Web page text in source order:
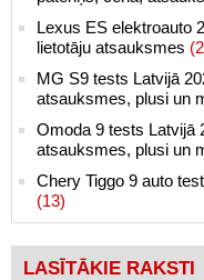
Lexus ES elektroauto
lietotāju atsauksmes
MG S9 tests Latvijā
atsauksmes, plusi un
Omoda 9 tests Latvijā
atsauksmes, plusi un
Chery Tiggo 9 auto
(13)
LASĪTĀKIE RAKSTI